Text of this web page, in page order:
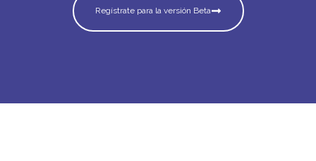
Regístrate para la versión Beta